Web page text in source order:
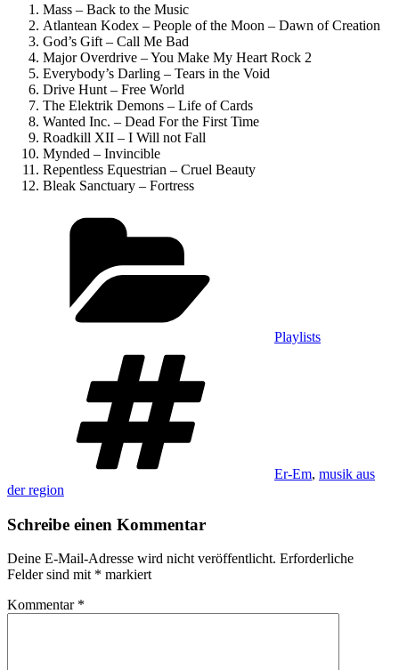
Mass – Back to the Music
Atlantean Kodex – People of the Moon – Dawn of Creation
God’s Gift – Call Me Bad
Major Overdrive – You Make My Heart Rock 2
Everybody’s Darling – Tears in the Void
Drive Hunt – Free World
The Elektrik Demons – Life of Cards
Wanted Inc. – Dead For the First Time
Roadkill XII – I Will not Fall
Mynded – Invincible
Repentless Equestrian – Cruel Beauty
Bleak Sanctuary – Fortress
Playlists
Er-Em, musik aus
der region
Schreibe einen Kommentar
Deine E-Mail-Adresse wird nicht veröffentlicht. Erforderliche
Felder sind mit * markiert
Kommentar *